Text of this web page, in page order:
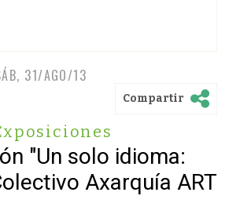
31/AGO/13
Compartir
"Un solo idioma:
Axarquía ART